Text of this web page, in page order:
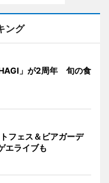
ング
」が2周年 旬の食
フェス＆ビアガーデ
エライブも